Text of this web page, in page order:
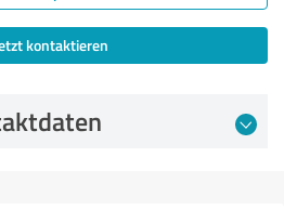
kontaktieren